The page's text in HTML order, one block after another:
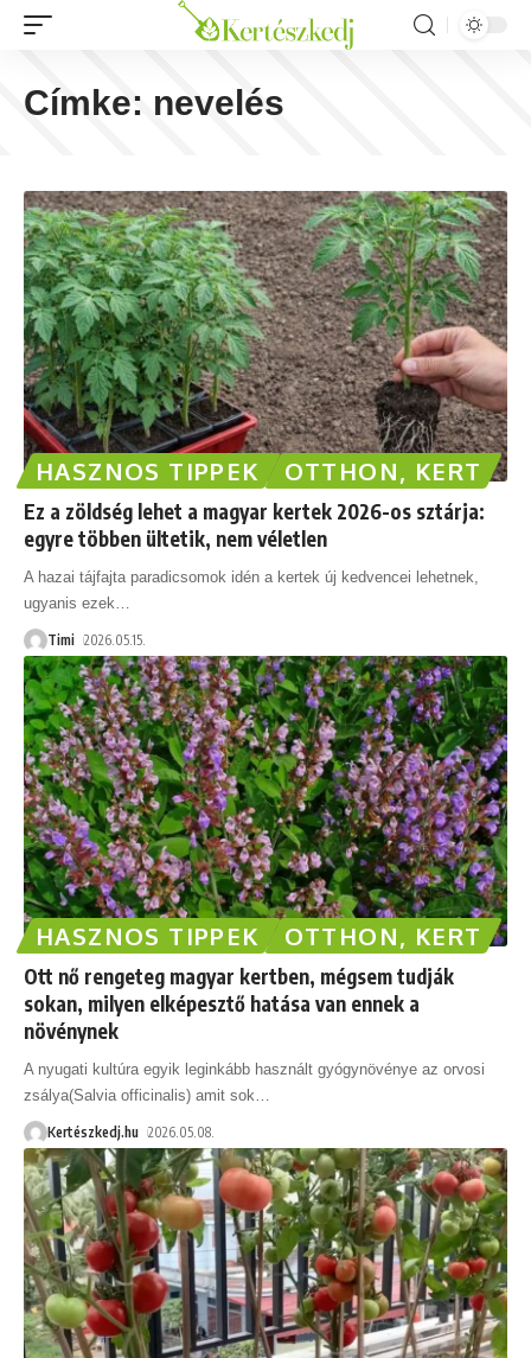
Címke: nevelés
HASZNOS TIPPEK OTTHON, KERT
Ez a zöldség lehet a magyar kertek 2026-os sztárja:
egyre többen ültetik, nem véletlen
A hazai tájfajta paradicsomok idén a kertek új kedvencei lehetnek,
ugyanis ezek
Timi 2026.05.15.
HASZNOS TIPPEK OTTHON, KERT
Ott nő rengeteg magyar kertben, mégsem tudják
sokan, milyen elképesztő hatása van ennek a
növénynek
A nyugati kultúra egyik leginkább használt gyógynövénye az orvosi
zsálya(Salvia officinalis) amit sok
Kertészkedj.hu 2026.05.08.